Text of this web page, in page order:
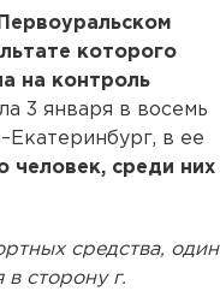
которого
на контроль
3 января в восемь
в ее
человек, среди них
средства, один
в сторону г.